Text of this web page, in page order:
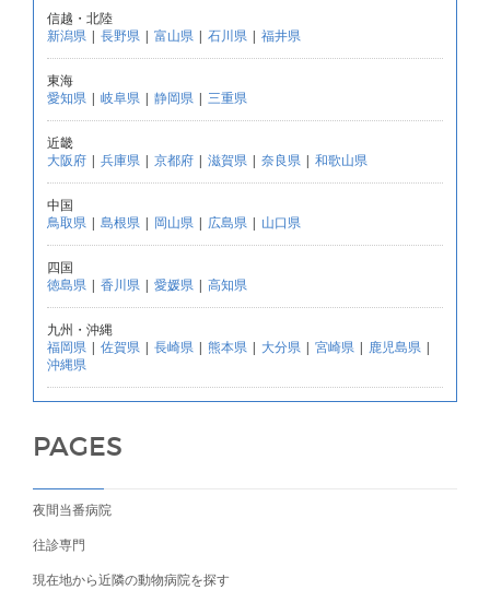
信越・北陸
新潟県 | 長野県 | 富山県 | 石川県 | 福井県
東海
愛知県 | 岐阜県 | 静岡県 | 三重県
近畿
大阪府 | 兵庫県 | 京都府 | 滋賀県 | 奈良県 | 和歌山県
中国
鳥取県 | 島根県 | 岡山県 | 広島県 | 山口県
四国
徳島県 | 香川県 | 愛媛県 | 高知県
九州・沖縄
福岡県 | 佐賀県 | 長崎県 | 熊本県 | 大分県 | 宮崎県 | 鹿児島県 |
沖縄県
PAGES
夜間当番病院
往診専門
現在地から近隣の動物病院を探す